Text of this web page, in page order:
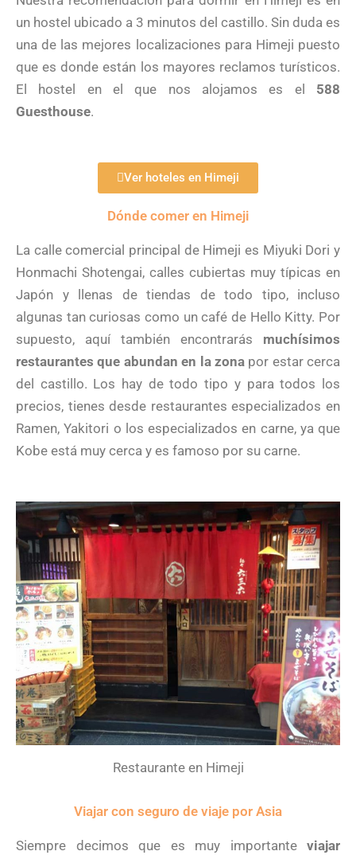
un hostel ubicado a 3 minutos del castillo. Sin duda es
una de las mejores localizaciones para Himeji puesto
que es donde están los mayores reclamos turísticos.
El hostel en el que nos alojamos es el 588
Guesthouse.
Ver hoteles en Himeji
Dónde comer en Himeji
La calle comercial principal de Himeji es Miyuki Dori y
Honmachi Shotengai, calles cubiertas muy típicas en
Japón y llenas de tiendas de todo tipo, incluso
algunas tan curiosas como un café de Hello Kitty. Por
supuesto, aquí también encontrarás muchísimos
restaurantes que abundan en la zonapor estar cerca
del castillo. Los hay de todo tipo y para todos los
precios, tienes desde restaurantes especializados en
Ramen, Yakitori o los especializados en carne, ya que
Kobe está muy cerca y es famoso por su carne.
Restaurante en Himeji
Viajar con seguro de viaje por Asia
Siempre decimos que es muy importante viajar